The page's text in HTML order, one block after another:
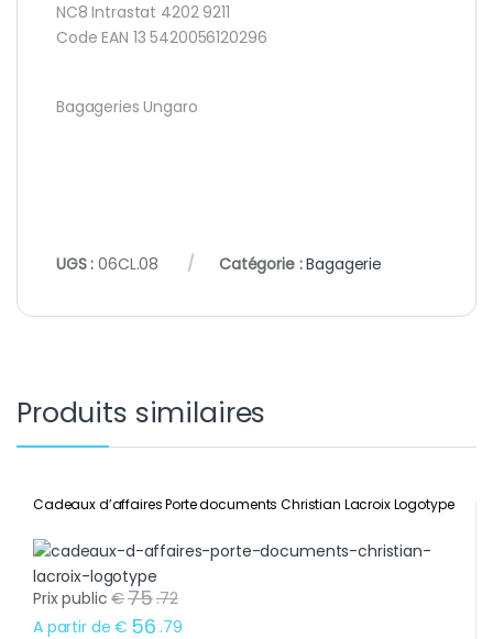
NC8 Intrastat 4202 9211
Code EAN 13 5420056120296
Bagageries Ungaro
UGS :06CL.08 Catégorie :Bagagerie
Produits similaires
Cadeaux d’affaires Porte documents Christian Lacroix Logotype
Prix public €75.72
A partir de € 56 .79